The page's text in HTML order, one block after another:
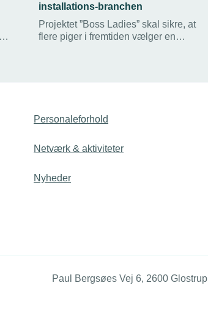
installations-branchen
Projektet ”Boss Ladies” skal sikre, at
flere piger i fremtiden vælger en
Personaleforhold
Netværk & aktiviteter
Nyheder
Paul Bergsøes Vej 6, 2600 Glostrup